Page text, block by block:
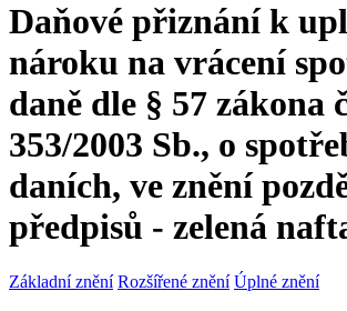
Daňové přiznání k
nároku na vrácení
daně dle § 57 zákona
353/2003 Sb., o
daních, ve znění
předpisů - zelená
Základní znění Rozšířené znění Úplné znění